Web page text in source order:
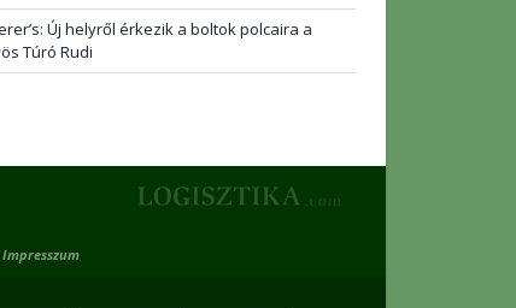
Új helyről érkezik a boltok polcaira a
Túró Rudi